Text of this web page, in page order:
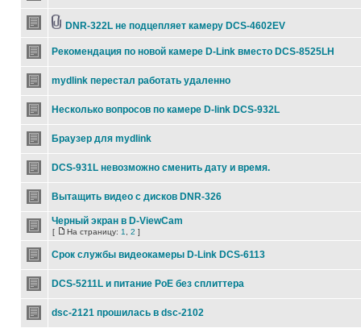
DNR-322L не подцепляет камеру DCS-4602EV
Рекомендация по новой камере D-Link вместо DCS-8525LH
mydlink перестал работать удаленно
Несколько вопросов по камере D-link DCS-932L
Браузер для mydlink
DCS-931L невозможно сменить дату и время.
Вытащить видео с дисков DNR-326
Черный экран в D-ViewCam
[ На страницу: 1 2 ]
Срок службы видеокамеры D-Link DCS-6113
DCS-5211L и питание PoE без сплиттера
dsc-2121 прошилась в dsc-2102